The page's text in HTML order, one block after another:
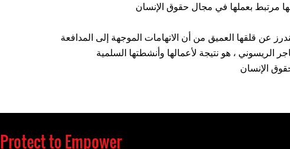
مرتبط بعملها في مجال حقوق الإنسان
عن قلقها العميق من أن الاتهامات الموجهة إلى المدافعة
الريسوني ، هو نتيجة لأعمالها وأنشطتها السلمية
الإنسان
Protect to Empower